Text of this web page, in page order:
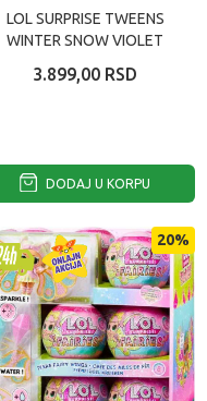
LOL SURPRISE TWEENS
WINTER SNOW VIOLET
3.899,00 RSD
DODAJ U KORPU
20%